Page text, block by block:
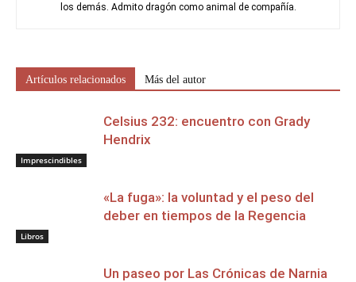
los demás. Admito dragón como animal de compañía.
Artículos relacionados Más del autor
Imprescindibles
Celsius 232: encuentro con Grady
Hendrix
Libros
«La fuga»: la voluntad y el peso del
deber en tiempos de la Regencia
Un paseo por Las Crónicas de Narnia